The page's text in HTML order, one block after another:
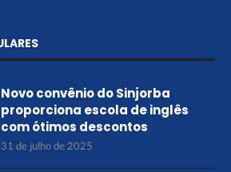
Novo convênio do Sinjorba
proporciona escola de inglês
com ótimos descontos
31 de julho de 2025